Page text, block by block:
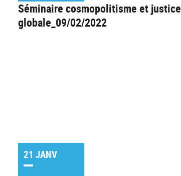
Séminaire cosmopolitisme et justice
globale_09/02/2022
21 JANV